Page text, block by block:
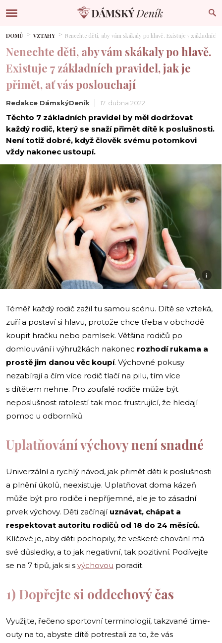
DOMŮ VZTAHY Nenechte děti, aby vám skákaly po hlavě. Existuje 7
Nenechte děti, aby vám skákaly po hlavě.
Existuje 7 základních pravidel, jak je
přimět, ať vás poslouchají
Redakce DámskýDeník 17. dubna 2022
Těchto 7 základních pravidel by měl dodržovat
každý rodič, který se snaží přimět dítě k poslušnosti.
Není totiž dobré, když člověk svému potomkovi
vždy nakonec ustoupí.
i
Téměř každý rodič zažil tu samou scénu. Dítě se vzteká,
zuří a postaví si hlavu, protože chce třeba v obchodě
koupit hračku nebo pamlsek. Většina rodičů po
domlouvání i výhružkách nakonec rozhodí rukama a
prostě jim danou věc koupí. Výchovné pokusy
nezabírají a čím více rodič tlačí na pilu, tím více
s dítětem nehne. Pro zoufalé rodiče může být
neposlušnost ratolestí tak moc frustrující, že hledají
pomoc u odborníků.
Uplatňování výchovy není snadné
Univerzální a rychlý návod, jak přimět děti k poslušnosti
a plnění úkolů, neexistuje. Uplatňovat doma kázeň
může být pro rodiče i nepříjemné, ale je to zásadní
prvek výchovy. Děti začínají uznávat, chápat a
respektovat autoritu rodičů od 18 do 24 měsíců.
Klíčové je, aby děti pochopily, že veškeré chování má
své důsledky, a to jak negativní, tak pozitivní. Podívejte
se na 7 tipů, jak si s výchovou poradit.
1) Dopřejte si oddechový čas
Využijte, řečeno sportovní terminologií, takzvané time-
outy na to, abyste dítě potrestali za to, že vás